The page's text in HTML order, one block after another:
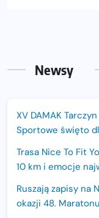
Newsy
XV DAMAK
Sportowe święto
Trasa Nice To Fit
10 km i emocje
Ruszają zapisy na
okazji 48.